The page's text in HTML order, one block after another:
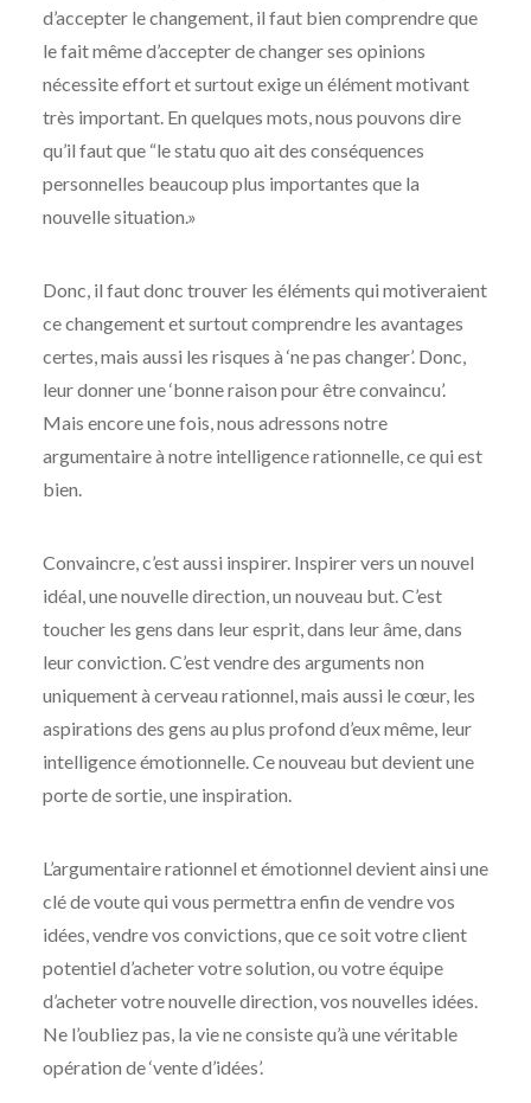
d’accepter le changement, il faut bien comprendre que
le fait même d’accepter de changer ses opinions
nécessite effort et surtout exige un élément motivant
très important. En quelques mots, nous pouvons dire
qu’il faut que “le statu quo ait des conséquences
personnelles beaucoup plus importantes que la
nouvelle situation.»
Donc, il faut donc trouver les éléments qui motiveraient
ce changement et surtout comprendre les avantages
certes, mais aussi les risques à ‘ne pas changer’. Donc,
leur donner une ‘bonne raison pour être convaincu’.
Mais encore une fois, nous adressons notre
argumentaire à notre intelligence rationnelle, ce qui est
bien.
Convaincre, c’est aussi inspirer. Inspirer vers un nouvel
idéal, une nouvelle direction, un nouveau but. C’est
toucher les gens dans leur esprit, dans leur âme, dans
leur conviction. C’est vendre des arguments non
uniquement à cerveau rationnel, mais aussi le cœur, les
aspirations des gens au plus profond d’eux même, leur
intelligence émotionnelle. Ce nouveau but devient une
porte de sortie, une inspiration.
L’argumentaire rationnel et émotionnel devient ainsi une
clé de voute qui vous permettra enfin de vendre vos
idées, vendre vos convictions, que ce soit votre client
potentiel d’acheter votre solution, ou votre équipe
d’acheter votre nouvelle direction, vos nouvelles idées.
Ne l’oubliez pas, la vie ne consiste qu’à une véritable
opération de ‘vente d’idées’.